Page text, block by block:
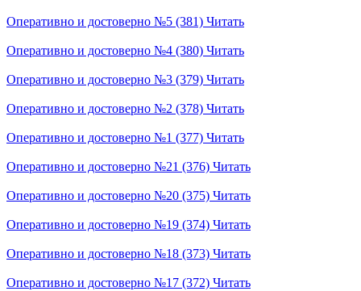
Оперативно и достоверно №5 (381) Читать
Оперативно и достоверно №4 (380) Читать
Оперативно и достоверно №3 (379) Читать
Оперативно и достоверно №2 (378) Читать
Оперативно и достоверно №1 (377) Читать
Оперативно и достоверно №21 (376) Читать
Оперативно и достоверно №20 (375) Читать
Оперативно и достоверно №19 (374) Читать
Оперативно и достоверно №18 (373) Читать
Оперативно и достоверно №17 (372) Читать